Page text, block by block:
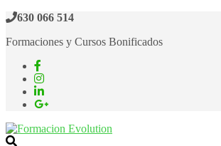
Saltar
contenido
630 066 514
Formaciones y Cursos Bonificados